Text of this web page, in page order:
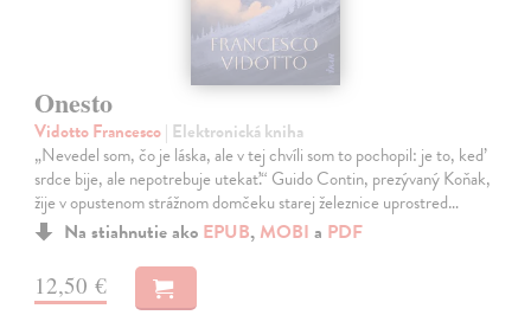
Onesto
Vidotto Francesco| Elektronická kniha
„Nevedel som, čo je láska, ale v tej chvíli som to pochopil: je to, keď
srdce bije, ale nepotrebuje utekať.“ Guido Contin, prezývaný Koňak,
žije v opustenom strážnom domčeku starej železnice uprostred…
Na stiahnutie ako EPUB, MOBI a PDF
12,50 €